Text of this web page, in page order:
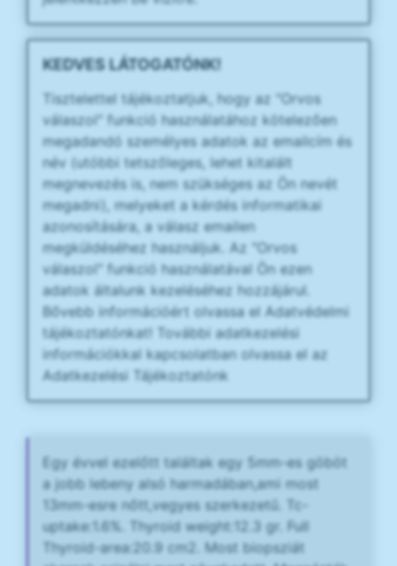
KEDVES LÁTOGATÓNK!
Tisztelettel tájékoztatjuk, hogy az "Orvos
válaszol" funkció használatához kötelezően
megadandó személyes adatok az emailcím és
név (utóbbi tetszőleges, lehet kitalált
megnevezés is, nem szükséges az Ön nevét
megadni), melyeket a kérdés informatikai
azonosítására, a válasz emailen
megküldéséhez használjuk. Az "Orvos
válaszol" funkció használatával Ön ezen
adatok általunk kezeléséhez hozzájárul.
Bővebb információért olvassa el Adatvédelmi
tájékoztatónkat! További adatkezelési
információkkal kapcsolatban olvassa el az
Adatkezelési Tájékoztatónk
Egy évvel ezelőtt találtak egy 5mm-es göböt
a jobb lebeny alsó harmadában,ami most
13mm-esre nőtt,vegyes szerkezetű. Tc-
uptake:1.6%. Thyroid weight:12.3 gr. Full
Thyroid-area:20.9 cm2. Most biopsziát